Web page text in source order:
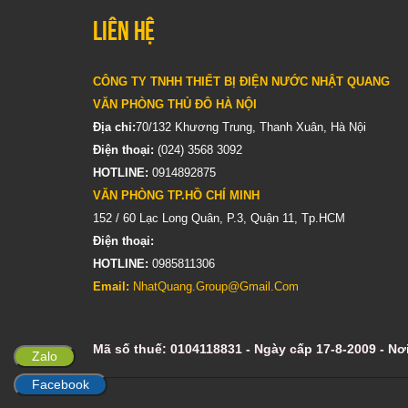
Liên hệ
CÔNG TY TNHH THIẾT BỊ ĐIỆN NƯỚC NHẬT QUANG
VĂN PHÒNG THỦ ĐÔ HÀ NỘI
Địa chỉ:70/132 Khương Trung, Thanh Xuân, Hà Nội
Điện thoại: (024) 3568 3092
HOTLINE: 0914892875
VĂN PHÒNG TP.HỒ CHÍ MINH
152 / 60 Lạc Long Quân, P.3, Quận 11, Tp.HCM
Điện thoại:
HOTLINE: 0985811306
Email: NhatQuang.Group@Gmail.Com
Mã số thuế: 0104118831 - Ngày cấp 17-8-2009 -
Zalo
Facebook